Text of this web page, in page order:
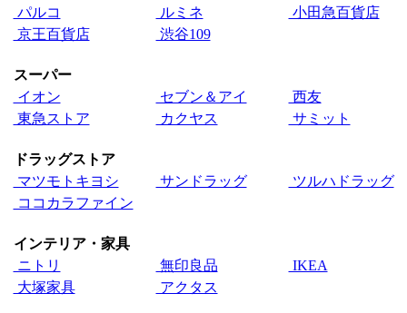
パルコ ルミネ
小田急百貨店
京王百貨店
渋谷109
スーパー
イオン
セブン＆アイ
西友
東急ストア
カクヤス サミット
ドラッグストア
マツモトキヨシ
サンドラッグ
ツルハドラッグ
ココカラファイン
インテリア・家具
ニトリ
無印良品
IKEA
大塚家具
アクタス